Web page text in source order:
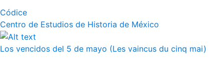
Códice
Centro de Estudios de Historia de México
Los vencidos del 5 de mayo (Les vaincus du cinq mai)